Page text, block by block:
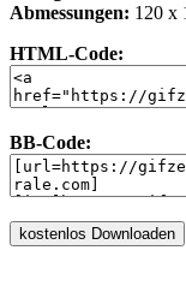
Abmessungen: 120 x
HTML-Code:
BB-Code: